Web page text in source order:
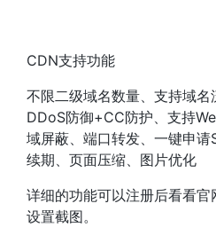
CDN支持功能
不限二级域名数量、支持域名
DDoS防御+CC防护、支持
域屏蔽、端口转发、一键申请
续期、页面压缩、图片优化
详细的功能可以注册后看看
设置截图。